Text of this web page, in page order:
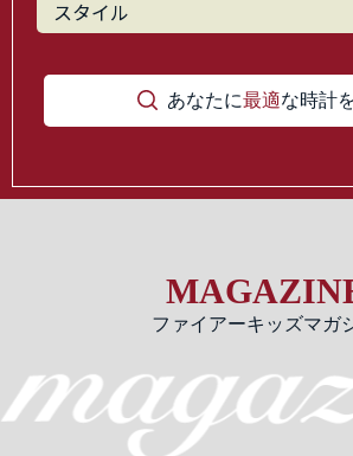
あなたに最適な時計
ファイアーキッズマガ